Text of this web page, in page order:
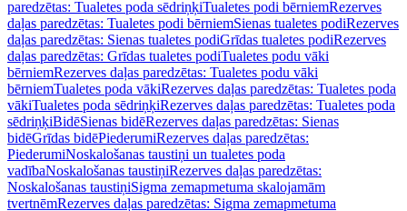
paredzētas: Tualetes poda sēdriņķiTualetes podi bērniemRezerves
daļas paredzētas: Tualetes podi bērniemSienas tualetes podiRezerves
daļas paredzētas: Sienas tualetes podiGrīdas tualetes podiRezerves
daļas paredzētas: Grīdas tualetes podiTualetes podu vāki
bērniemRezerves daļas paredzētas: Tualetes podu vāki
bērniemTualetes poda vākiRezerves daļas paredzētas: Tualetes poda
vākiTualetes poda sēdriņķiRezerves daļas paredzētas: Tualetes poda
sēdriņķiBidēSienas bidēRezerves daļas paredzētas: Sienas
bidēGrīdas bidēPiederumiRezerves daļas paredzētas:
PiederumiNoskalošanas taustiņi un tualetes poda
vadībaNoskalošanas taustiņiRezerves daļas paredzētas:
Noskalošanas taustiņiSigma zemapmetuma skalojamām
tvertnēmRezerves daļas paredzētas: Sigma zemapmetuma